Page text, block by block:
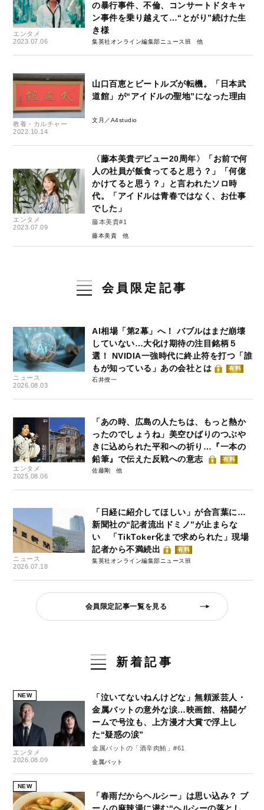
エンタメ
2023.07.06
の暴行事件、不倫、コンサートドタキャ
ン事件を乗り越えて…“とがり”続けた生
き様
集英社オンライン編集部ニュース班
教養・カルチャー
2022.10.14
山口百恵とビートルズが転機。「日本武
道館」が“アイドルの聖地”になった理由
文月／A4studio
エンタメ
2023.07.09
〈藤本美貴デビュー20周年〉「お前で何
人の社員が飯食ってると思う？」「何億
かけてると思う？」と言われたソロ時
代。「アイドルは青春ではなく、お仕事
でした」
藤本美貴#1
藤本美貴
会員限定記事
ニュース
2026.08.03
AI相場「第2幕」へ！ バブルはまだ崩壊
していない…大化け期待の注目銘柄５
選！ NVIDIA一強時代に終止符を打つ「誰
もが知っている」あの会社とは
有料
石井僚一
エンタメ
2025.08.06
「あの時、広島の人たちは、もっと熱か
ったのでしょうね」美空ひばりのつぶや
きに込められた平和への祈り…『一本の
鉛筆』で伝えた反戦への意志
有料
佐藤剛
ニュース
2026.07.18
「日経に紹介してほしい」が合言葉に…
新聞社の“記者流出ドミノ”が止まらな
い 「TikToker化まで求められた」現場
記者から不満続出
有料
集英社オンライン編集部ニュース班
会員限定記事一覧を見る
新着記事
NEW
エンタメ
2026.08.09
「泣いてないねんけどな」無頼派芸人・
金属バットの意外な涙…映画館、格闘ゲ
ームで号泣も、上方漫才大賞で浮上し
た“疑惑の涙”
金属バットの「酒辛肉鮪」#61
金属バット
NEW
「春雨だからヘルシー」は思い込み？ ブ